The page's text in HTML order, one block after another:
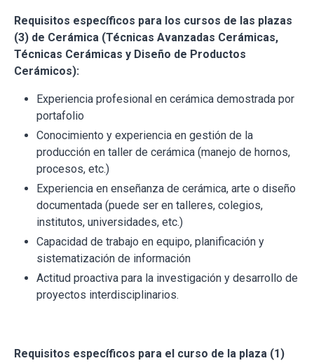
Requisitos específicos para los cursos de las plazas
(3) de Cerámica (Técnicas Avanzadas Cerámicas,
Técnicas Cerámicas y Diseño de Productos
Cerámicos):
Experiencia profesional en cerámica demostrada por
portafolio
Conocimiento y experiencia en gestión de la
producción en taller de cerámica (manejo de hornos,
procesos, etc.)
Experiencia en enseñanza de cerámica, arte o diseño
documentada (puede ser en talleres, colegios,
institutos, universidades, etc.)
Capacidad de trabajo en equipo, planificación y
sistematización de información
Actitud proactiva para la investigación y desarrollo de
proyectos interdisciplinarios.
Requisitos específicos para el curso de la plaza (1)